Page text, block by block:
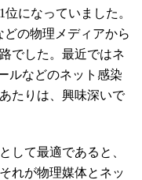
になっていました。
の物理メディアから
でした。最近ではネ
ルなどのネット感染
たりは、興味深いで
して最適であると、
れが物理媒体とネッ